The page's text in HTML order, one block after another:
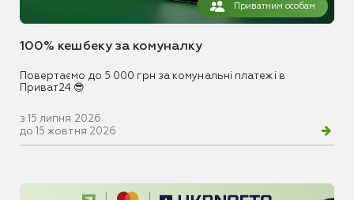
Приватним особам
100% кешбеку за комуналку
Повертаємо до 5 000 грн за комунальні платежі в
Приват24 😎
з 15 липня 2026
до 15 жовтня 2026